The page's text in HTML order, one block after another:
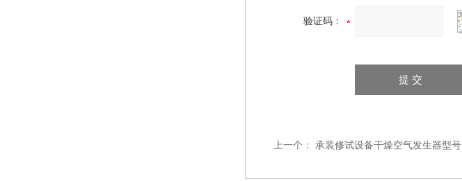
验证码：
上一个： 承装修试设备干燥空气发生器型号